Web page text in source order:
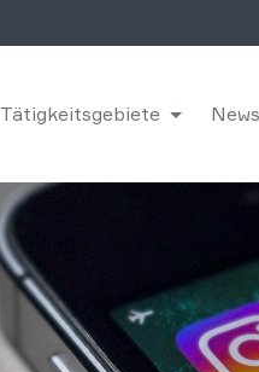
Tätigkeitsgebiete News